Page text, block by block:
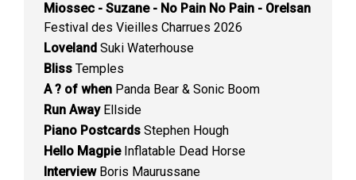
Miossec - Suzane - No Pain No Pain - Orelsan
Festival des Vieilles Charrues 2026
Loveland Suki Waterhouse
Bliss Temples
A ? of when Panda Bear & Sonic Boom
Run AwayEllside
Piano Postcards Stephen Hough
Hello MagpieInflatable Dead Horse
InterviewBoris Maurussane